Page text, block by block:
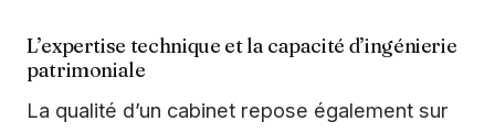
L’expertise technique et la capacité d’ingénierie
patrimoniale
La qualité d’un cabinet repose également sur